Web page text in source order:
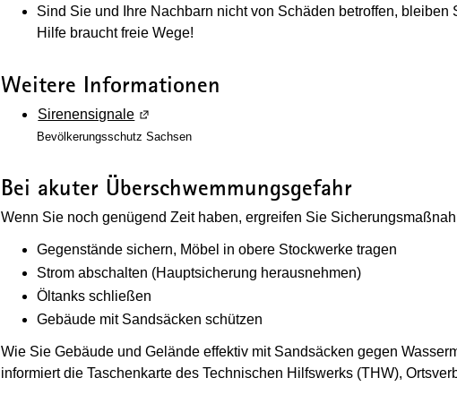
Sind Sie und Ihre Nachbarn nicht von Schäden betroffen,
Hilfe braucht freie Wege!
Weitere Informationen
Sirenensignale (Wird in einem neuen Fenster geöffnet)
Bevölkerungsschutz Sachsen
Bei akuter Überschwemmungsgefahr
Wenn Sie noch genügend Zeit haben, ergreifen Sie
Gegenstände sichern, Möbel in obere Stockwerke tragen
Strom abschalten (Hauptsicherung herausnehmen)
Öltanks schließen
Gebäude mit Sandsäcken schützen
Wie Sie Gebäude und Gelände effektiv mit Sandsäcken gegen
informiert die Taschenkarte des Technischen Hilfswerks (THW),